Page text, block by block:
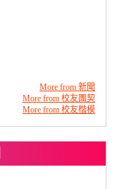
More from 新聞
More from 校友團契
More from 校友楷模